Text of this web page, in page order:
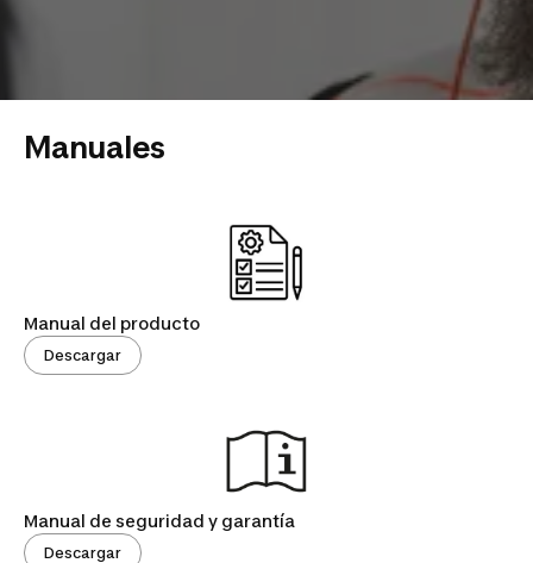
Manuales
Manual del producto
Descargar
Manual de seguridad y garantía
Descargar